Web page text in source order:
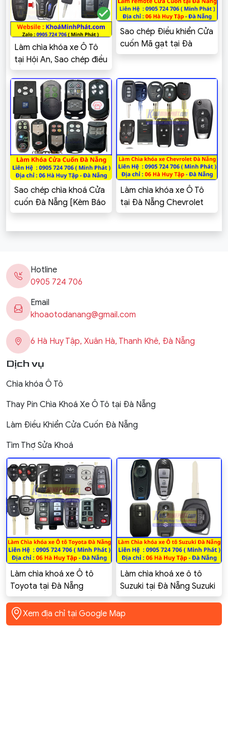
Làm chìa khóa xe Ô Tô
tại Hội An, Sao chép điều
khiển Cửa cuốn
Sao chép Điều khiển Cửa
cuốn Mã gạt tại Đà
Nẵng – Khoá Minh Phát
Sao chép chìa khoá Cửa
cuốn Đà Nẵng [Kèm Báo
Giá]
Làm chìa khóa xe Ô Tô
tại Đà Nẵng Chevrolet
Cruze, Spark, Aveo,
Hotline
0905 724 706
Email
khoaotodanang@gmail.com
6 Hà Huy Tập, Xuân Hà, Thanh Khê, Đà Nẵng
Dịch vụ
Chìa khóa Ô Tô
Thay Pin Chìa Khoá Xe Ô Tô tại Đà Nẵng
Làm Điều Khiển Cửa Cuốn Đà Nẵng
Tìm Thợ Sửa Khoá
Làm chìa khoá xe Ô tô
Toyota tại Đà Nẵng
Toyota Innova, Altis,
Corolla Cross, Vios, Yaris,
Camry, Hilux, Fortuner,
Làm chìa khoá xe ô tô
Suzuki tại Đà Nẵng Suzuki
Swift Celerio Ciaz Ertiga
XL7 GSX-R150
Xem địa chỉ tại Google Map